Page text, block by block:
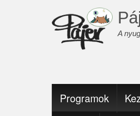
A
Fő
navigáció
Programok